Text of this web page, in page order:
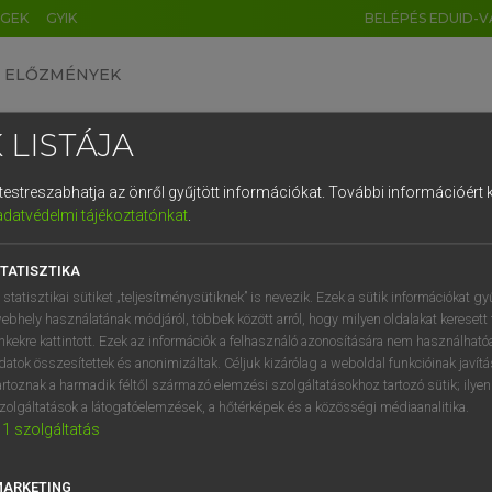
GYIK BELÉPÉS EDUID-
ELŐZMÉNYEK
szótár
VAN ELŐFIZETÉSED?
megtekintéséhez.
LISTÁJA
az önről gyűjtött információkat. További információért
tájékoztatónkat.
statisztikai sütiket „teljesítménysütiknek” is nevezik. Ezek a sütik információkat
használatának módjáról, többek között arról, hogy milyen oldalakat keresett
kattintott. Ezek az információk a felhasználó azonosítására nem
összesítettek és anonimizáltak. Céljuk kizárólag a weboldal funkcióinak
a harmadik féltől származó elemzési szolgáltatásokhoz tartozó sütik;
a látogatóelemzések, a hőtérképek és a közösségi médiaanalitika.
1 szolgáltatás
DE CN FR ES IT NL
1 2 3 4 5 6 7 8 9
q w e r t z u i
a s d f g h j k l é
í y x c v b n m , .